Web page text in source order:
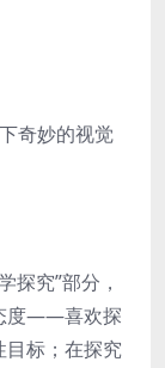
奇妙的视觉
探究”部分，
度——喜欢探
标；在探究